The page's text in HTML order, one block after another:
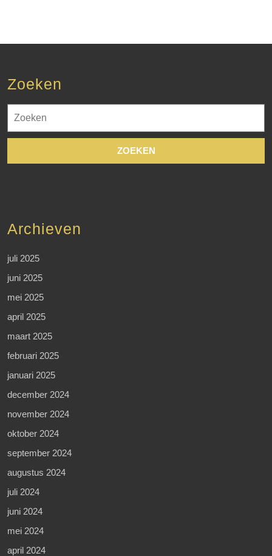
Zoeken
naar:
Archieven
juli 2025
juni 2025
mei 2025
april 2025
maart 2025
februari 2025
januari 2025
december 2024
november 2024
oktober 2024
september 2024
augustus 2024
juli 2024
juni 2024
mei 2024
april 2024